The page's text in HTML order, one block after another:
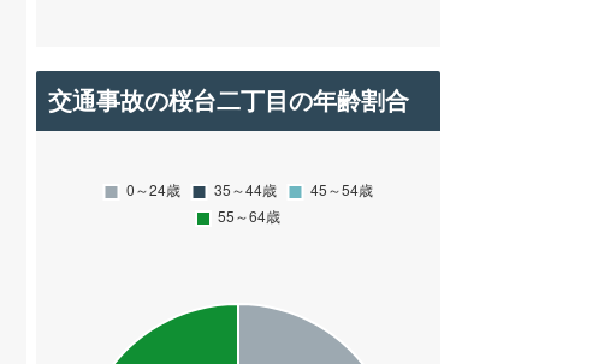
交通事故の桜台二丁目の年齢割合